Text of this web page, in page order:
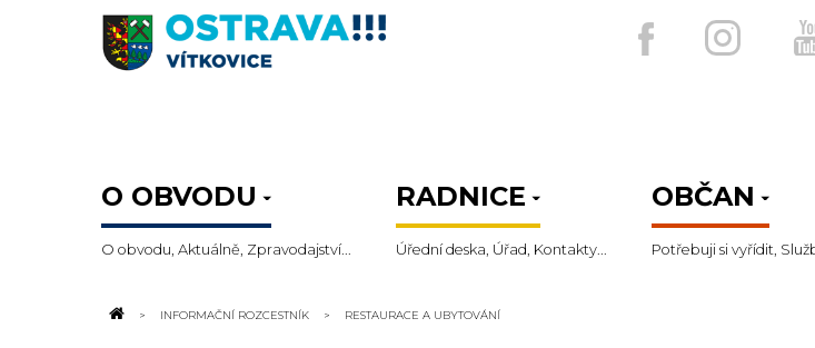
O OBVODU
O obvodu, Aktuálně, Zpravodajství...
RADNICE
Úřední deska, Úřad, Kontakty...
OBČAN
Potřebuji si vyřídit,
INFORMAČNÍ ROZCESTNÍK RESTAURACE A UBYTOVÁNÍ